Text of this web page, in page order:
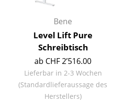
Bene
Level Lift Pure
Schreibtisch
ab CHF 2’516.00
Lieferbar in 2-3 Wochen
(Standardlieferaussage des
Herstellers)